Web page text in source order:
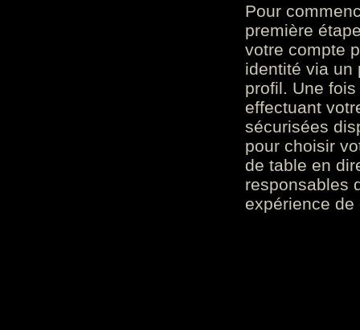
Pour
première
votre compte
identité via un
profil. Une
effectuant
sécurisées
pour choisir
de table en
responsables
expérience